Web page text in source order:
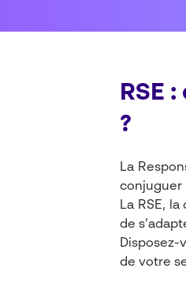
RSE
?
La
conjuguer
La RSE,
de
Disposez-
de votre